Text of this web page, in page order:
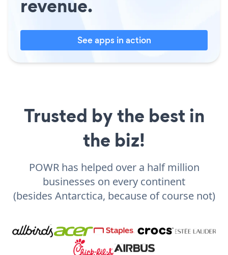
revenue.
See apps in action
Trusted by the best in
the biz!
POWR has helped over a half million
businesses on every continent
(besides Antarctica, because of course not)